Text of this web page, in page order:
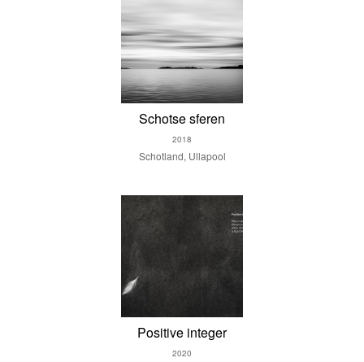
Schotse sferen
2018
Schotland, Ullapool
Positive integer
2020